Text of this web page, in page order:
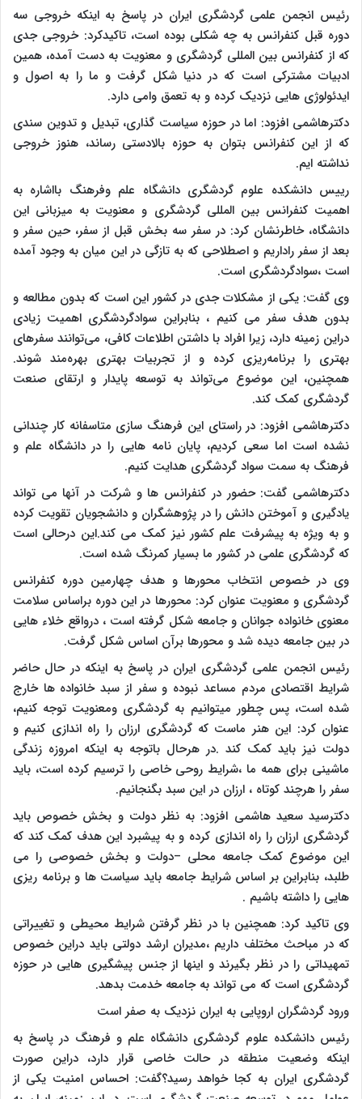
رئیس انجمن علمی گردشگری ایران در پاسخ به اینکه خروجی سه
دوره قبل کنفرانس به چه شکلی بوده است، تاکیدکرد: خروجی جدی
که از کنفرانس بین المللی گردشگری و معنویت به دست آمده، همین
ادبیات مشترکی است که در دنیا شکل گرفت و ما را به اصول و
ایدئولوژی هایی نزدیک کرده و به تعمق وامی دارد.
دکترهاشمی افزود: اما در حوزه سیاست گذاری، تبدیل و تدوین سندی
که از این کنفرانس بتوان به حوزه بالادستی رساند، هنوز خروجی
نداشته ایم.
رییس دانشکده علوم گردشگری دانشگاه علم وفرهنگ بااشاره به
اهمیت کنفرانس بین المللی گردشگری و معنویت به میزبانی این
دانشگاه، خاطرنشان کرد: در سفر سه بخش قبل از سفر، حین سفر و
بعد از سفر راداریم و اصطلاحی که به تازگی در این میان به وجود آمده
است ،سوادگردشگری است.
وی گفت: یکی از مشکلات جدی در کشور این است که بدون مطالعه و
بدون هدف سفر می کنیم ، بنابراین سوادگردشگری اهمیت زیادی
دراین زمینه دارد، زیرا افراد با داشتن اطلاعات کافی، می‌توانند سفرهای
بهتری را برنامه‌ریزی کرده و از تجربیات بهتری بهره‌مند شوند.
همچنین، این موضوع می‌تواند به توسعه پایدار و ارتقای صنعت
گردشگری کمک کند.
دکترهاشمی افزود: در راستای این فرهنگ سازی متاسفانه کار چندانی
نشده است اما سعی کردیم، پایان نامه هایی را در دانشگاه علم و
فرهنگ به سمت سواد گردشگری هدایت کنیم.
دکترهاشمی گفت: حضور در کنفرانس ها و شرکت در آنها می تواند
یادگیری و آموختن دانش را در پژوهشگران و دانشجویان تقویت کرده
و به ویژه به پیشرفت علم کشور نیز کمک می کند.این درحالی است
که گردشگری علمی در کشور ما بسیار کمرنگ شده است.
وی در خصوص انتخاب محورها و هدف چهارمین دوره کنفرانس
گردشگری و معنویت عنوان کرد: محورها در این دوره براساس سلامت
معنوی خانواده جوانان و جامعه شکل گرفته است ، درواقع خلاء هایی
در بین جامعه دیده شد و محورها برآن اساس شکل گرفت.
رئیس انجمن علمی گردشگری ایران در پاسخ به اینکه در حال حاضر
شرایط اقتصادی مردم مساعد نبوده و سفر از سبد خانواده ها خارج
شده است، پس چطور میتوانیم به گردشگری ومعنویت توجه کنیم،
عنوان کرد: این هنر ماست که گردشگری ارزان را راه اندازی کنیم و
دولت نیز باید کمک کند .در هرحال باتوجه به اینکه امروزه زندگی
ماشینی برای همه ما ،شرایط روحی خاصی را ترسیم کرده است، باید
سفر را هرچند کوتاه ، ارزان در این سبد بگنجانیم.
دکترسید سعید هاشمی افزود: به نظر دولت و بخش خصوص باید
گردشگری ارزان را راه اندازی کرده و به پیشبرد این هدف کمک کند که
این موضوع کمک جامعه محلی –دولت و بخش خصوصی را می
طلبد، بنابراین بر اساس شرایط جامعه باید سیاست ها و برنامه ریزی
هایی را داشته باشیم .
وی تاکید کرد: همچنین با در نظر گرفتن شرایط محیطی و تغییراتی
که در مباحث مختلف داریم ،مدیران ارشد دولتی باید دراین خصوص
تمهیداتی را در نظر بگیرند و اینها از جنس پیشگیری هایی در حوزه
گردشگری است که می تواند به جامعه خدمت بدهد.
ورود گردشگران اروپایی به ایران نزدیک به صفر است
رئیس دانشکده علوم گردشگری دانشگاه علم و فرهنگ در پاسخ به
اینکه وضعیت منطقه در حالت خاصی قرار دارد، دراین صورت
گردشگری ایران به کجا خواهد رسید؟گفت: احساس امنیت یکی از